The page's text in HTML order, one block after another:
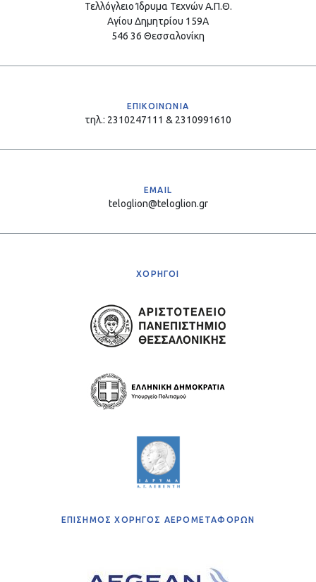
Τελλόγλειο Ίδρυμα Τεχνών Α.Π.Θ.
Αγίου Δημητρίου 159Α
546 36 Θεσσαλονίκη
ΕΠΙΚΟΙΝΩΝΙΑ
τηλ.: 2310247111 & 2310991610
EMAIL
teloglion@teloglion.gr
ΧΟΡΗΓΟΙ
ΕΠΙΣΗΜΟΣ ΧΟΡΗΓΟΣ ΑΕΡΟΜΕΤΑΦΟΡΩΝ